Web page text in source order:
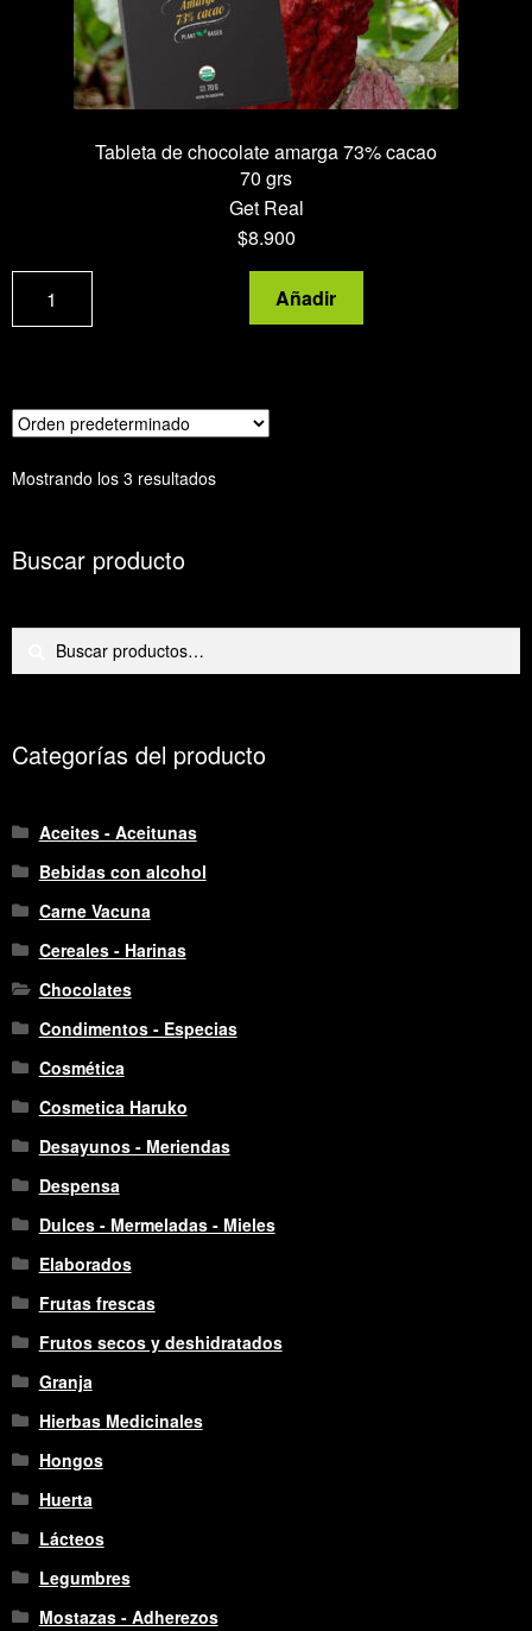
Tableta de chocolate amarga 73% cacao
70 grs
Get Real
$8.900
de
73%
cacao
Añadir
Mostrando los 3 resultados
Buscar producto
Buscar
Buscar
Categorías del producto
Aceites - Aceitunas
Bebidas con alcohol
Carne Vacuna
Cereales - Harinas
Chocolates
Condimentos - Especias
Cosmética
Cosmetica Haruko
Desayunos - Meriendas
Despensa
Dulces - Mermeladas - Mieles
Elaborados
Frutas frescas
Frutos secos y deshidratados
Granja
Hierbas Medicinales
Hongos
Huerta
Lácteos
Legumbres
Mostazas - Adherezos